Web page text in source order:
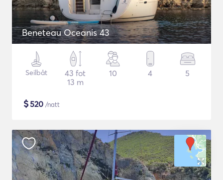
Beneteau Oceanis 43
Seilbåt
43 fot
13 m
10 4 5
$520 /natt